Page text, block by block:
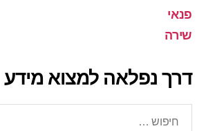
פנאי
שירה
דרך נפלאה למצוא מידע